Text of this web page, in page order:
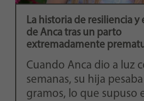
La historia de resiliencia y
de Anca tras un parto
extremadamente
Cuando Anca dio a luz
semanas, su hija
gramos, lo que supuso